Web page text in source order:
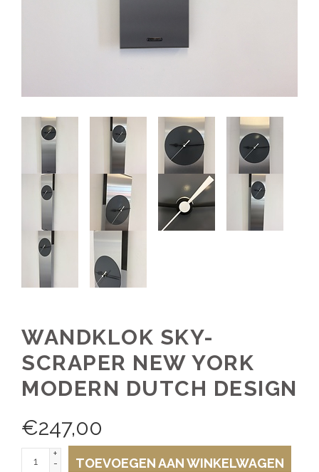
WANDKLOK SKY-
SCRAPER NEW YORK
MODERN DUTCH DESIGN
€247,00
+
-
TOEVOEGEN AAN WINKELWAGEN